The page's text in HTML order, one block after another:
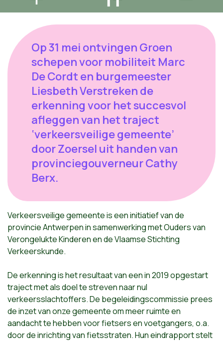
Op 31 mei ontvingen Groen
schepen voor mobiliteit Marc
De Cordt en burgemeester
Liesbeth Verstreken de
erkenning voor het succesvol
afleggen van het traject
‘verkeersveilige gemeente’
door Zoersel uit handen van
provinciegouverneur Cathy
Berx.
Verkeersveilige gemeente is een initiatief van de
provincie Antwerpen in samenwerking met Ouders van
Verongelukte Kinderen en de Vlaamse Stichting
Verkeerskunde.
De erkenning is het resultaat van een in 2019 opgestart
traject met als doel te streven naar nul
verkeersslachtoffers. De begeleidingscommissie prees
de inzet van onze gemeente om meer ruimte en
aandacht te hebben voor fietsers en voetgangers, o.a.
door de inrichting van fietsstraten. Hun eindrapport stelt